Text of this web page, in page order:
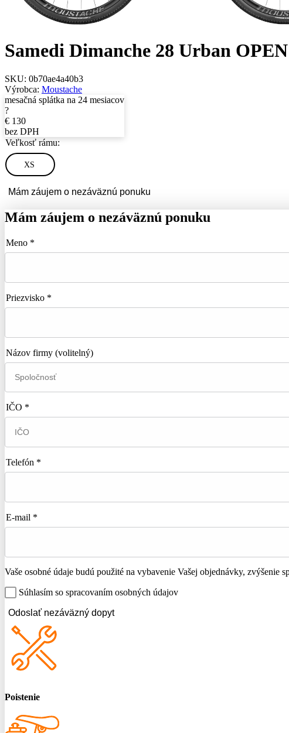
Samedi Dimanche 28 Urban
SKU: 0b70ae4a40b3
Výrobca: Moustache
mesačná splátka na 24 mesiacov
?
€ 130
bez DPH
Veľkosť rámu:
XS
Mám záujem o nezáväznú ponuku
Mám záujem o nezáväznú ponuku
Meno *
Priezvisko *
Názov firmy (volitelný)
IČO *
Telefón *
E-mail *
Vaše osobné údaje budú použité na vybavenie Vašej objednávky,
Súhlasím so spracovaním osobných údajov
Odoslať nezáväzný dopyt
Poistenie